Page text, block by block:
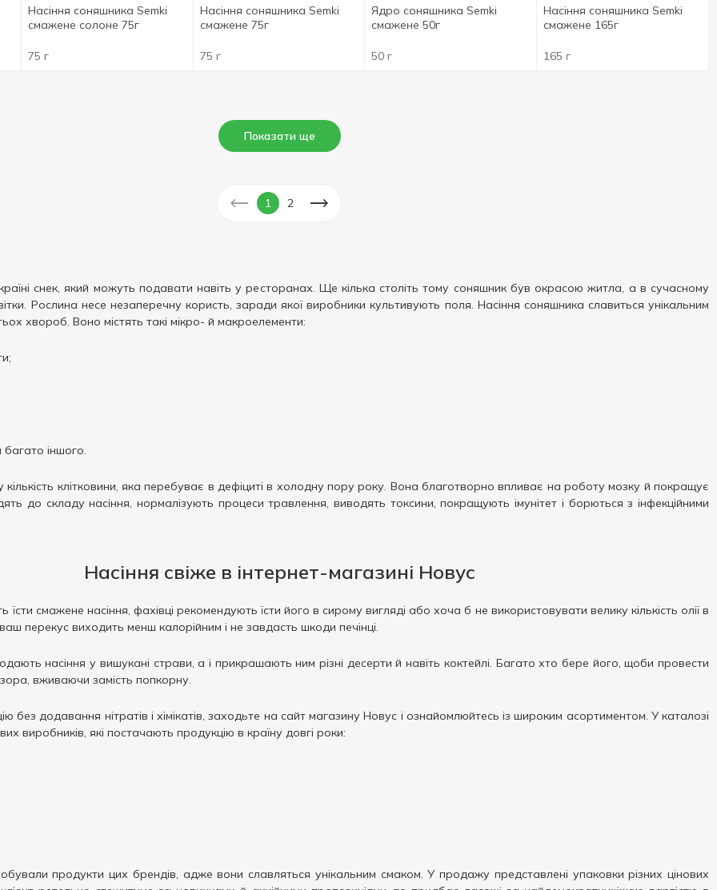
Насіння соняшника Semki
смажене солоне 75г
75 г
Насіння соняшника Semki
смажене 75г
75 г
Ядро соняшника Semki
смажене 50г
50 г
Насіння соняшника Semki
смажене 165г
165 г
Показати ще
1 2
снек, який можуть подавати навіть у ресторанах. Ще кілька століть тому соняшник був окрасою житла, а в сучасному
Рослина несе незаперечну користь, заради якої виробники культивують поля. Насіння соняшника славиться унікальним
хвороб. Воно містять такі мікро- й макроелементи:
багато іншого.
кількість клітковини, яка перебуває в дефіциті в холодну пору року. Вона благотворно впливає на роботу мозку й покращує
до складу насіння, нормалізують процеси травлення, виводять токсини, покращують імунітет і борються з інфекційними
Насіння свіже в інтернет-магазині Новус
їсти смажене насіння, фахівці рекомендують їсти його в сирому вигляді або хоча б не використовувати велику кількість олії в
перекус виходить менш калорійним і не завдасть шкоди печінці.
насіння у вишукані страви, а і прикрашають ним різні десерти й навіть коктейлі. Багато хто бере його, щоби провести
вживаючи замість попкорну.
без додавання нітратів і хімікатів, заходьте на сайт магазину Новус і ознайомлюйтесь із широким асортиментом. У каталозі
виробників, які постачають продукцію в країну довгі роки:
продукти цих брендів, адже вони славляться унікальним смаком. У продажу представлені упаковки різних цінових